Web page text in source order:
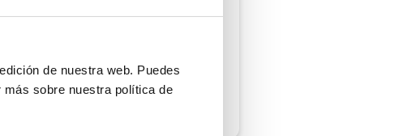
de nuestra web. Puedes
sobre nuestra política de
tiempos de respuesta